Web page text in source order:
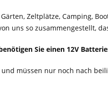
Zeltplätze, Camping,
uns so
Sie einen 12V
müssen nur noch nach